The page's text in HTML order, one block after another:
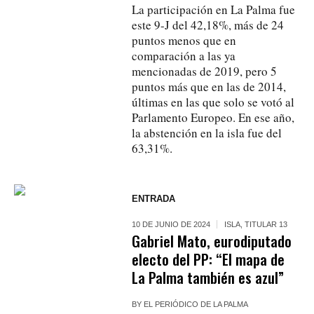
La participación en La Palma fue
este 9-J del 42,18%, más de 24
puntos menos que en
comparación a las ya
mencionadas de 2019, pero 5
puntos más que en las de 2014,
últimas en las que solo se votó al
Parlamento Europeo. En ese año,
la abstención en la isla fue del
63,31%.
ENTRADA
10 DE JUNIO DE 2024 ISLA ,TITULAR 13
Gabriel Mato, eurodiputado
electo del PP: “El mapa de
La Palma también es azul”
BY EL PERIÓDICO DE LA PALMA